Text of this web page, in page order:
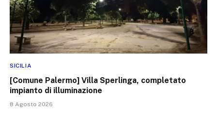
SICILIA
[Comune Palermo] Villa Sperlinga, completato
impianto di illuminazione
8 Agosto 2026